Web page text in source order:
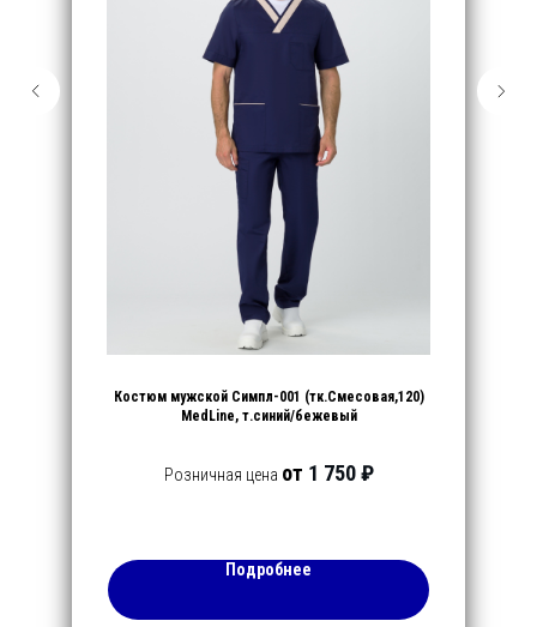
Костюм мужской Симпл-001 (тк.Смесовая,120)
MedLine, т.синий/бежевый
Розничная цена от 1 750 ₽
Подробнее